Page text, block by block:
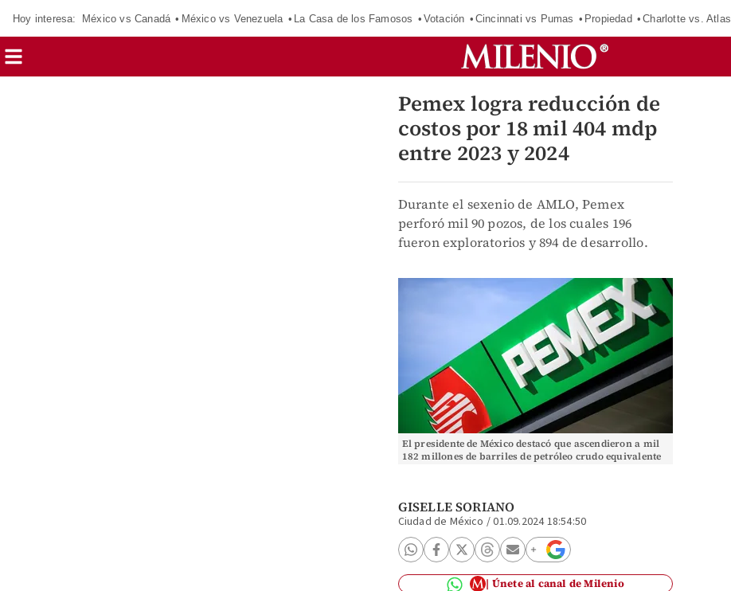
Hoy interesa: México vs Canadá México vs Venezuela La Casa de los Famosos Votación Cincinnati vs Pumas Propiedad Charlotte vs. Atlas
Pemex logra reducción de
costos por 18 mil 404 mdp
entre 2023 y 2024
Durante el sexenio de AMLO, Pemex
perforó mil 90 pozos, de los cuales 196
fueron exploratorios y 894 de desarrollo.
El presidente de México destacó que ascendieron a mil
182 millones de barriles de petróleo crudo equivalente
GISELLE SORIANO
Ciudad de México /01.09.2024 18:54:50
Únete al canal de Milenio